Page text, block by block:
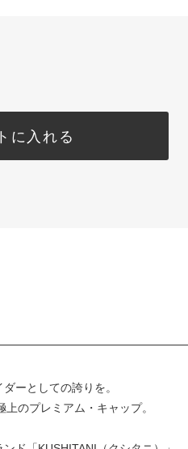
に入れる
ーとしての誇りを。
のプレミアム・キャップ。